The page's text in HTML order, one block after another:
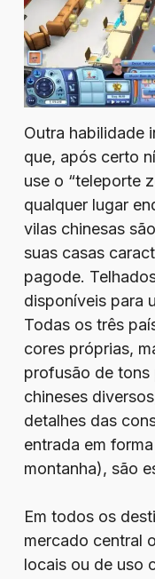
Outra habilidade
que, após certo
use o “teleporte
qualquer lugar
vilas chinesas
suas casas
pagode.
disponíveis para
Todas os três
cores próprias,
profusão de tons
chineses
detalhes das
entrada em
montanha), são
Em todos os
mercado central
locais ou de uso